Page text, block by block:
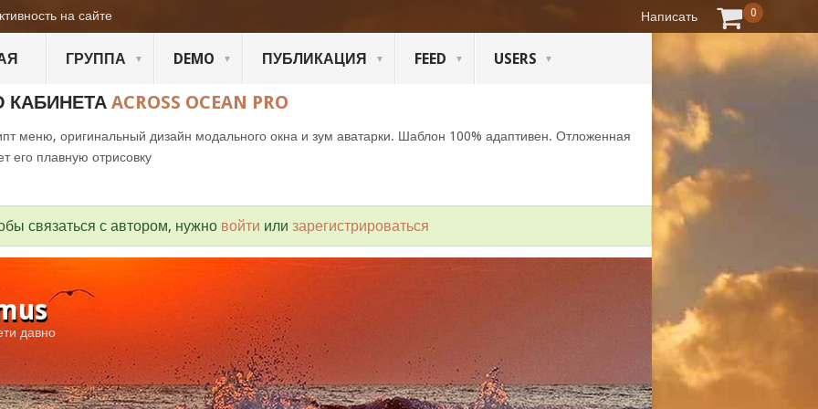
ГРУППА DEMO ПУБЛИКАЦИЯ FEED USERS
ACROSS OCEAN PRO
меню, оригинальный дизайн модального окна и зум аватарки. Шаблон 100% адаптивен. Отложенная
его плавную отрисовку
связаться с автором, нужно войти или зарегистрироваться
давно
на сайте Написать 0